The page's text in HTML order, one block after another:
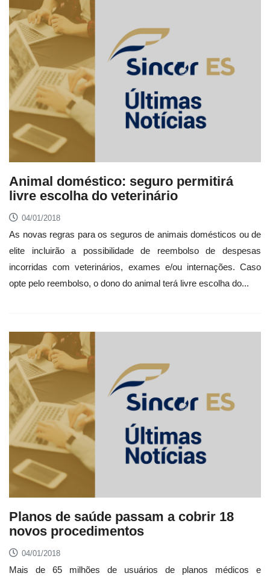
Animal doméstico: seguro permitirá
livre escolha do veterinário
04/01/2018
As novas regras para os seguros de animais domésticos ou de
elite incluirão a possibilidade de reembolso de despesas
incorridas com veterinários, exames e/ou internações. Caso
opte pelo reembolso, o dono do animal terá livre escolha do...
Planos de saúde passam a cobrir 18
novos procedimentos
04/01/2018
Mais de 65 milhões de usuários de planos médicos e